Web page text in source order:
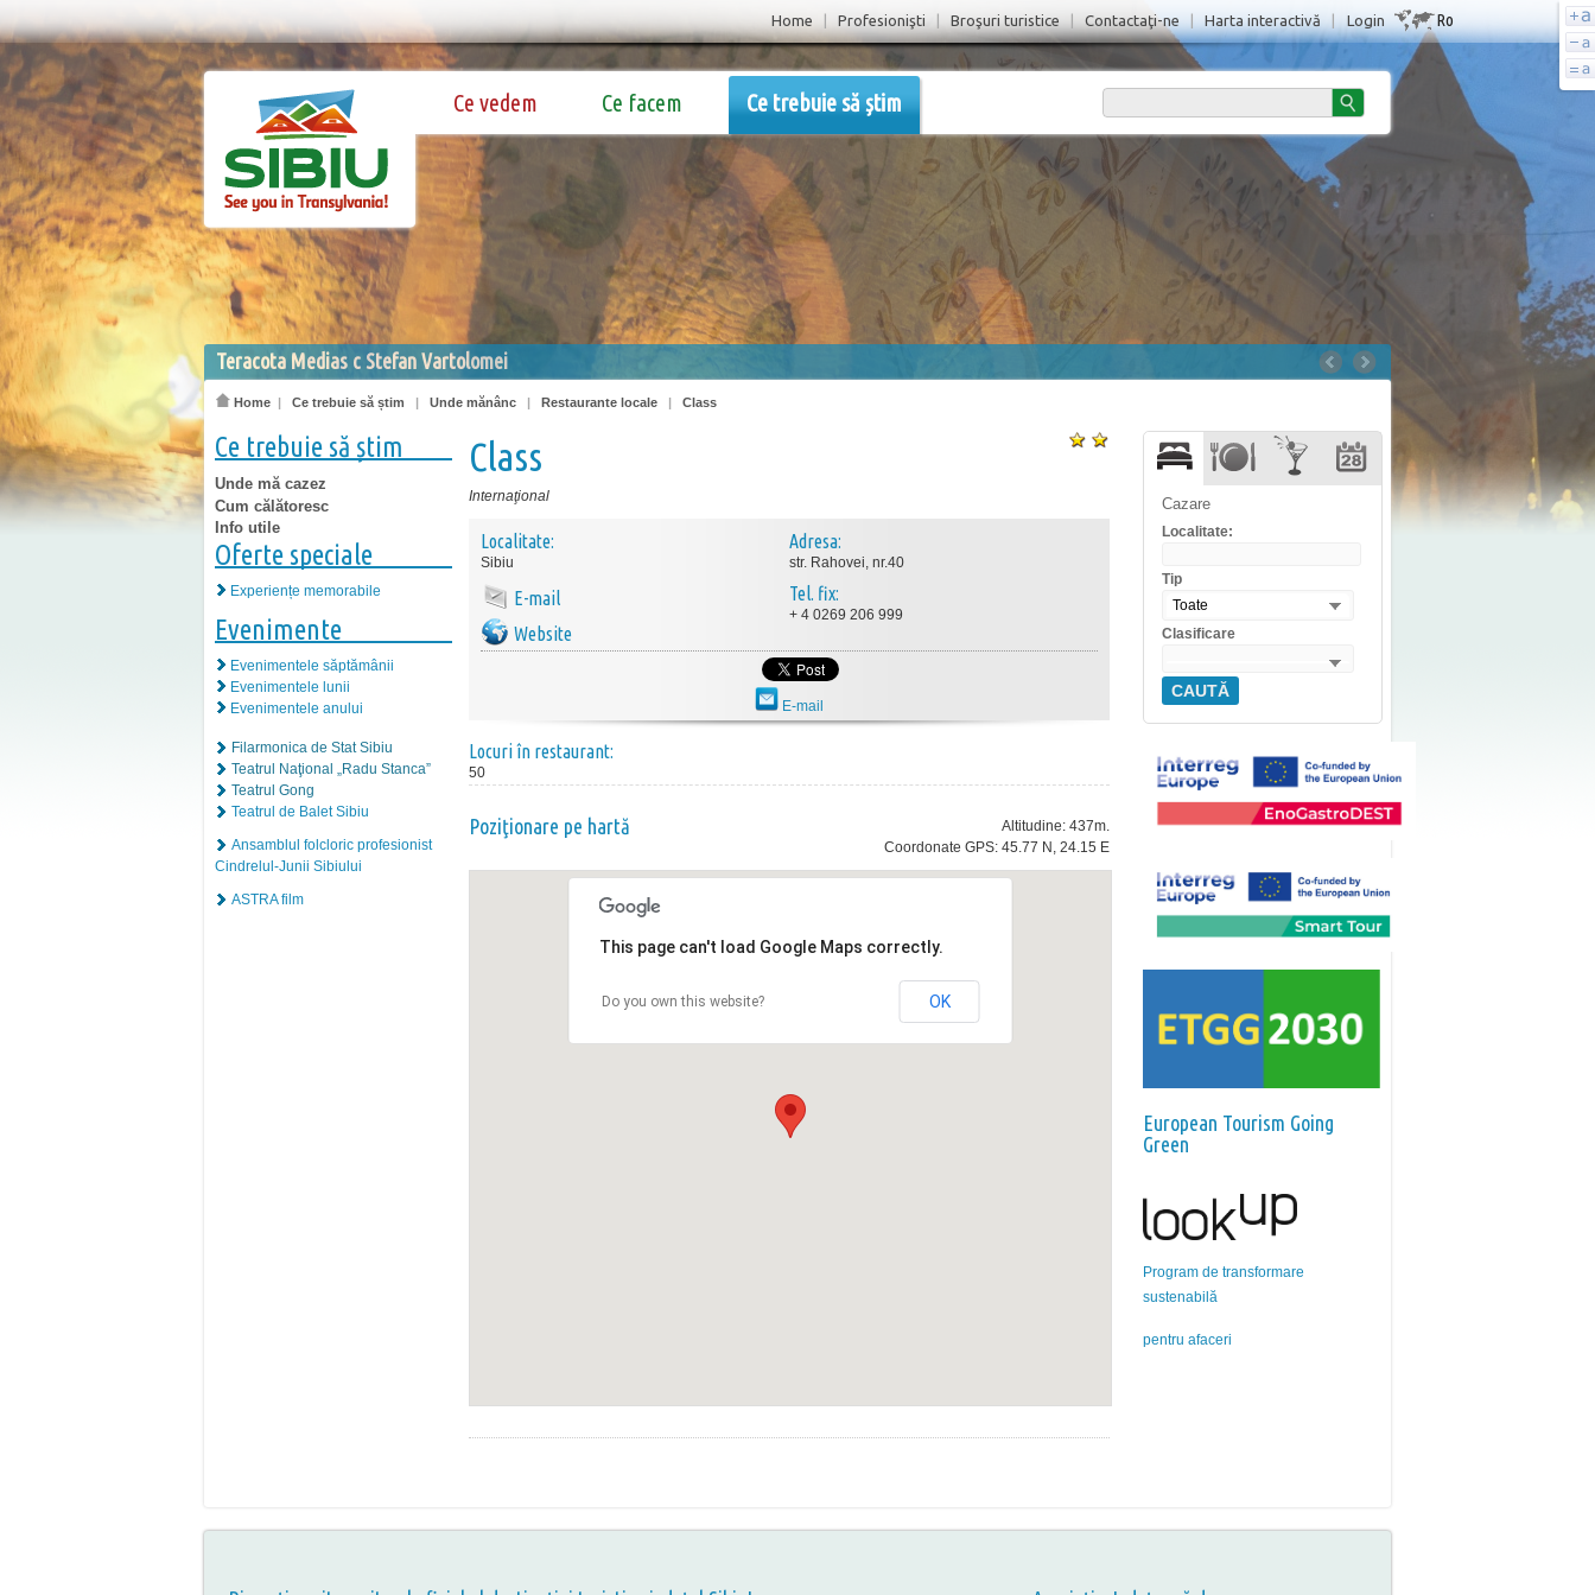
Login Ro
Home Profesionişti Broşuri turistice Contactaţi-ne Harta interactivă
Ce vedem Ce facem Ce trebuie să știm
Teracota Medias c Stefan Vartolomei
Home | Ce trebuie să știm | Unde mănânc | Restaurante locale | Class
Ce trebuie să știm
Unde mă cazez
Cum călătoresc
Info utile
Oferte speciale
Experiențe memorabile
Evenimente
Evenimentele săptămânii
Evenimentele lunii
Evenimentele anului
Filarmonica de Stat Sibiu
Teatrul Naţional „Radu Stanca”
Teatrul Gong
Teatrul de Balet Sibiu
Ansamblul folcloric profesionist
Cindrelul-Junii Sibiului
ASTRA film
Class
Internaţional
Localitate:
Sibiu
E-mail
Website
Adresa:
str. Rahovei, nr.40
Tel. fix:
+ 4 0269 206 999
E-mail
Locuri în restaurant:
50
Altitudine: 437m.
Coordonate GPS: 45.77 N, 24.15 E
Poziţionare pe hartă
This page can't load Google Maps correctly.
Do you own this website? OK
Cazare
Localitate:
Tip
Toate
Clasificare
CAUTĂ
European Tourism Going
Green
Program de transformare
sustenabilă
pentru afaceri